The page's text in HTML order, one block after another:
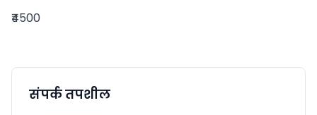
₹4500
संपर्क तपशील